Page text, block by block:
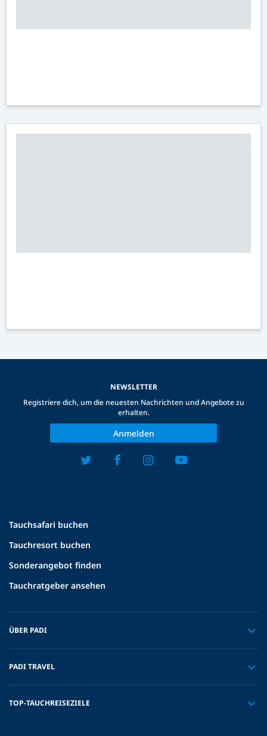
Tauchsafari buchen
Tauchresort buchen
Sonderangebot finden
Tauchratgeber ansehen
ÜBER PADI
PADI TRAVEL
TOP-TAUCHREISEZIELE
NEWSLETTER
Registriere dich, um die neuesten Nachrichten und Angebote zu
erhalten.
Anmelden